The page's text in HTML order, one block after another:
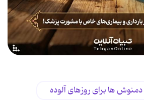
دمنوش ها برای روزهای آلوده